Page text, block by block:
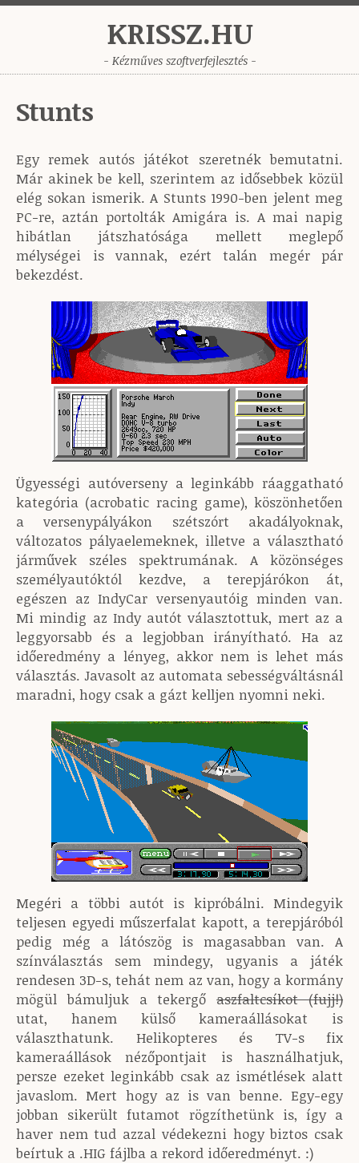
KRISSZ.HU
- Kézműves szoftverfejlesztés -
Stunts
Egy remek autós játékot szeretnék bemutatni.
Már akinek be kell, szerintem az idősebbek közül
elég sokan ismerik. A Stunts 1990-ben jelent meg
PC-re, aztán portolták Amigára is. A mai napig
hibátlan játszhatósága mellett meglepő
mélységei is vannak, ezért talán megér pár
bekezdést.
Ügyességi autóverseny a leginkább ráaggatható
kategória (acrobatic racing game), köszönhetően
a versenypályákon szétszórt akadályoknak,
változatos pályaelemeknek, illetve a választható
járművek széles spektrumának. A közönséges
személyautóktól kezdve, a terepjárókon át,
egészen az IndyCar versenyautóig minden van.
Mi mindig az Indy autót választottuk, mert az a
leggyorsabb és a legjobban irányítható. Ha az
időeredmény a lényeg, akkor nem is lehet más
választás. Javasolt az automata sebességváltásnál
maradni, hogy csak a gázt kelljen nyomni neki.
Megéri a többi autót is kipróbálni. Mindegyik
teljesen egyedi műszerfalat kapott, a terepjáróból
pedig még a látószög is magasabban van. A
színválasztás sem mindegy, ugyanis a játék
rendesen 3D-s, tehát nem az van, hogy a kormány
mögül bámuljuk a tekergőaszfaltcsíkot (fujj!)
utat, hanem külső kameraállásokat is
választhatunk. Helikopteres és TV-s fix
kameraállások nézőpontjait is használhatjuk,
persze ezeket leginkább csak az ismétlések alatt
javaslom. Mert hogy az is van benne. Egy-egy
jobban sikerült futamot rögzíthetünk is, így a
haver nem tud azzal védekezni hogy biztos csak
beírtuk a .HIG fájlba a rekord időeredményt. :)